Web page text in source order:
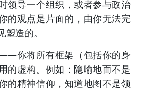
领导一个组织，或者参与政治
的观点是片面的，由你无法完
造的。
你将所有框架（包括你的身
的虚构。例如：隐喻地而不是
的精神信仰，知道地图不是领